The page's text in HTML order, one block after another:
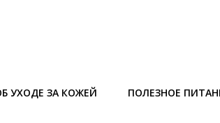
УХОДЕ ЗА КОЖЕЙ ПОЛЕЗНОЕ